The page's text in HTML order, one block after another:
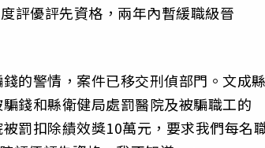
評優評先資格，兩年內暫緩職級晉
的警情，案件已移交刑偵部門。文成縣
錢和縣衛健局處罰醫院及被騙職工的
罰扣除績效獎10萬元，要求我們每名